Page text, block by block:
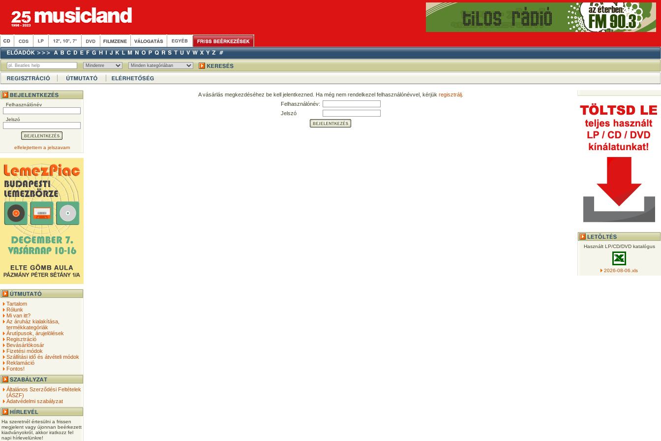
Felhasználónév
Jelszó
elfelejtettem a jelszavam
Tartalom
Rólunk
Mi van itt?
Az áruház kialakítása,
termékkategóriák
Árutípusok, árujelölések
Regisztráció
Bevásárlókosár
Fizetési módok
Szállítási idő és átvételi módok
Reklamáció
Fontos!
Általános Szerződési Feltételek
(ÁSZF)
Adatvédelmi szabályzat
Ha szeretnél értesülni a frissen
megjelent vagy újonnan beérkezett
kiadványokról, akkor iratkozz fel
napi hírlevelünkre!
A vásárlás megkezdéséhez be kell jelentkezned. Ha még nem rendelkezel felhasználónévvel, kérjük regisztrálj.
Felhasználónév:
Jelszó
Használt LP/CD/DVD katalógus
2026-08-06.xls